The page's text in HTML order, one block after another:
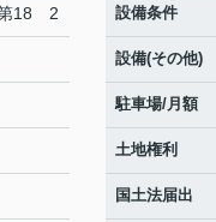
18 2 設備条件
設備(その他)
駐車場/月額
土地権利
国土法届出